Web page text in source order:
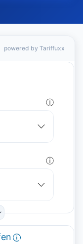
powered by Tariffuxx